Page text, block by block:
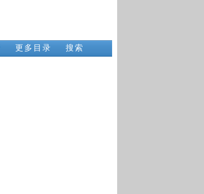
更多目录 搜索